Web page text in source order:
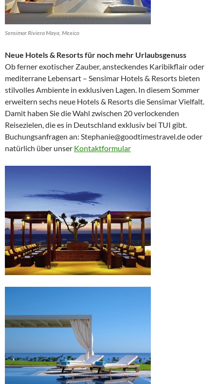
Sensimar Riviera Maya, Mexico
Neue Hotels & Resorts für noch mehr Urlaubsgenuss
Ob ferner exotischer Zauber, ansteckendes Karibikflair oder
mediterrane Lebensart – Sensimar Hotels & Resorts bieten
stilvolles Ambiente in exklusiven Lagen. In diesem Sommer
erweitern sechs neue Hotels & Resorts die Sensimar Vielfalt.
Damit haben Sie die Wahl zwischen 20 verlockenden
Reisezielen, die es in Deutschland exklusiv bei TUI gibt.
Buchungsanfragen an: Stephanie@goodtimestravel.de oder
natürlich über unser Kontaktformular